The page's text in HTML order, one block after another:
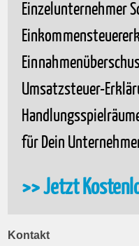
Einzelunternehmer
Umsatzsteuer-
für Dein
>> Jetzt
Kontakt